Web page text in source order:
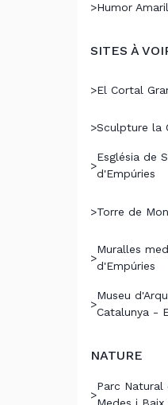
>Humor
SITES À
>El Cortal
>Sculpture la
>
Església de
d'Empúries
>Torre de
>
Muralles
d'Empúries
>
Museu
Catalunya -
NATURE
>
Parc